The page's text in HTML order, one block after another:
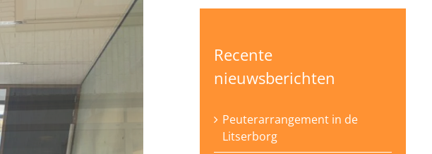
Recente
nieuwsberichten
Peuterarrangement in de
Litserborg